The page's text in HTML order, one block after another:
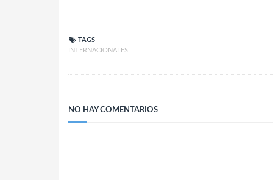
TAGS
INTERNACIONALES
NO HAY COMENTARIOS